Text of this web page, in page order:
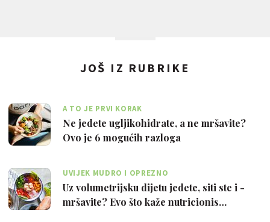
JOŠ IZ RUBRIKE
A TO JE PRVI KORAK
Ne jedete ugljikohidrate, a ne mršavite?
Ovo je 6 mogućih razloga
UVIJEK MUDRO I OPREZNO
Uz volumetrijsku dijetu jedete, siti ste i -
mršavite? Evo što kaže nutricionis…